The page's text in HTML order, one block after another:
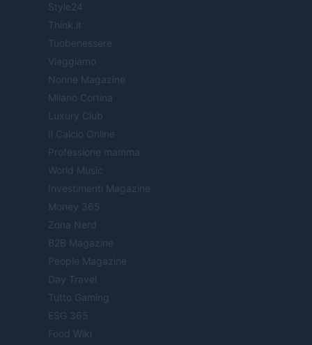
Style24
Think.it
Tuobenessere
Viaggiamo
Nonne Magazine
Milano Cortina
Luxury Club
Il Calcio Online
Professione mamma
World Music
Investimenti Magazine
Money 365
Zona Nerd
B2B Magazine
People Magazine
Day Travel
Tutto Gaming
ESG 365
Food Wiki